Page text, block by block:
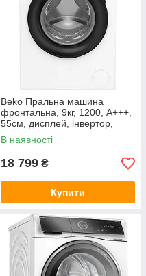
Beko Пральна машина
фронтальна, 9кг, 1200, A+++,
55см, дисплей, інвертор,
пара, білий
В наявності
18 799 ₴
Купити